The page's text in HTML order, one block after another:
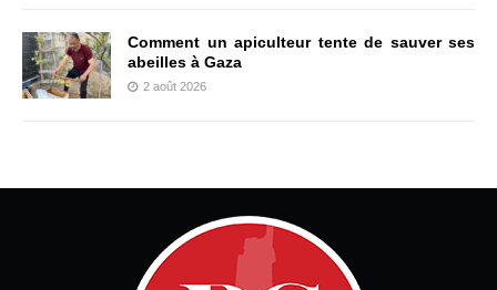
Comment un apiculteur tente de sauver ses
abeilles à Gaza
2 août 2026